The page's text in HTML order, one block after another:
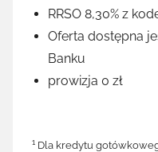
RRSO 8,30% z
Oferta dostępna
Banku
prowizja 0 zł
1 Dla kredytu